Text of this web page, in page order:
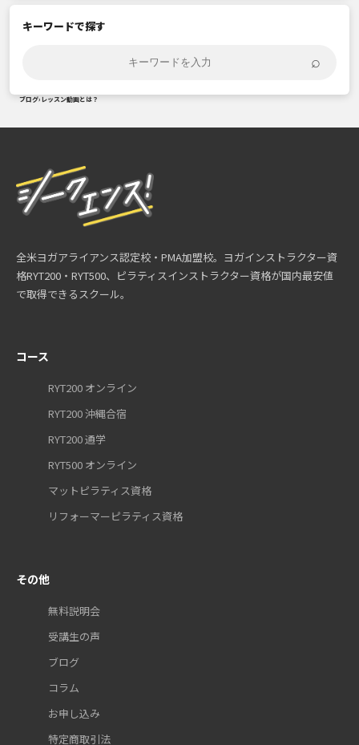
キーワードで探す
⌕
ブログ›レッスン動画とは？
全米ヨガアライアンス認定校・PMA加盟校。ヨガインストラクター資
格RYT200・RYT500、ピラティスインストラクター資格が国内最安値
で取得できるスクール。
コース
RYT200 オンライン
RYT200 沖縄合宿
RYT200 通学
RYT500 オンライン
マットピラティス資格
リフォーマーピラティス資格
その他
無料説明会
受講生の声
ブログ
コラム
お申し込み
特定商取引法